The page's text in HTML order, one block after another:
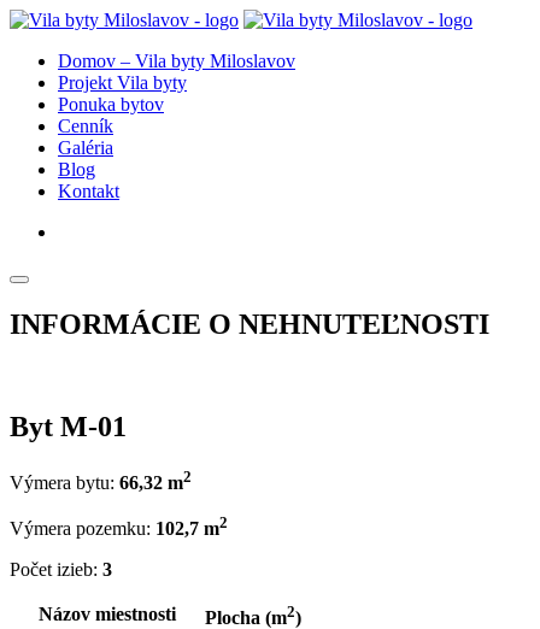
Domov – Vila byty Miloslavov
Projekt Vila byty
Ponuka bytov
Cenník
Galéria
Blog
Kontakt
INFORMÁCIE O NEHNUTEĽNOSTI
Byt M-01
Výmera bytu: 66,32 m2
Výmera pozemku: 102,7 m2
Počet izieb: 3
Názov miestnosti Plocha (m2)